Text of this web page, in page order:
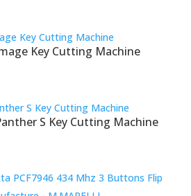
Key Cutting Machine
S Key Cutting Machine